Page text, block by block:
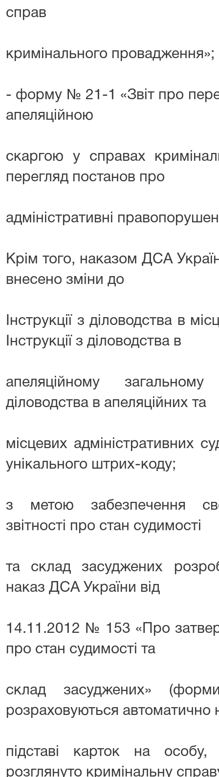
справ
кримінального провадження»;
- форму № 21-1 «Звіт про
апеляційною
скаргою у справах
перегляд постанов про
адміністративні
Крім того, наказом ДСА
внесено зміни до
Інструкції з діловодства в
Інструкції з діловодства в
апеляційному
діловодства в апеляційних та
місцевих адміністративних
унікального штрих-коду;
з метою забезпечення
звітності про стан судимості
та склад засуджених
наказ ДСА України від
14.11.2012 № 153 «Про
про стан судимості та
склад засуджених»
розраховуються автоматично
підставі карток на
розглянуто кримінальну